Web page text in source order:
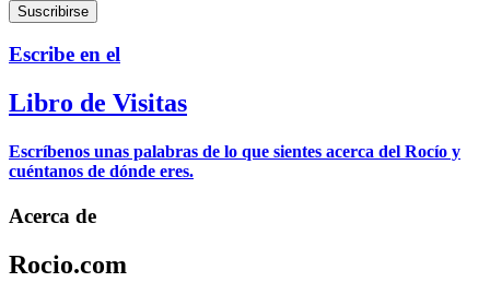
Escribe en el
Libro de Visitas
Escríbenos unas palabras de lo que sientes acerca del Rocío y
cuéntanos de dónde eres.
Acerca de
Rocio.com